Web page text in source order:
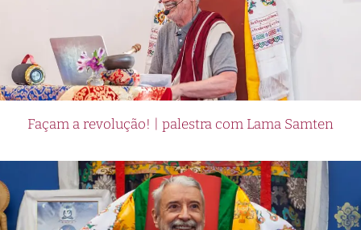
Façam a revolução! | palestra com Lama Samten